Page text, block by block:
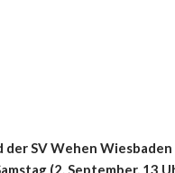
der SV Wehen
(2. September, 13